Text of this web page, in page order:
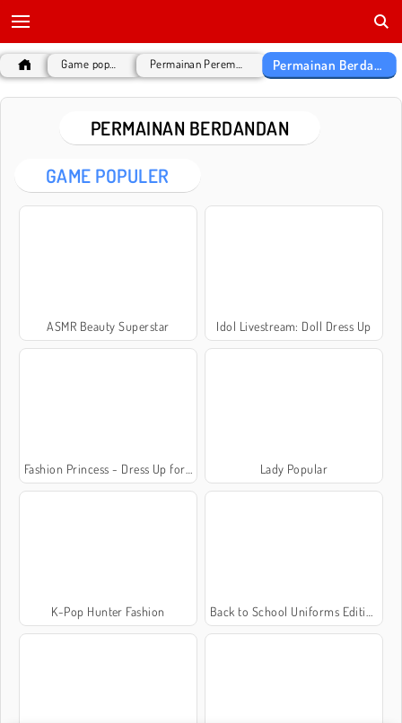
Permainan Berdandan
PERMAINAN BERDANDAN
GAME POPULER
ASMR Beauty Superstar Idol Livestream: Doll Dress Up
Fashion Princess - Dress Up for Girls Lady Popular
K-Pop Hunter Fashion Back to School Uniforms Edition